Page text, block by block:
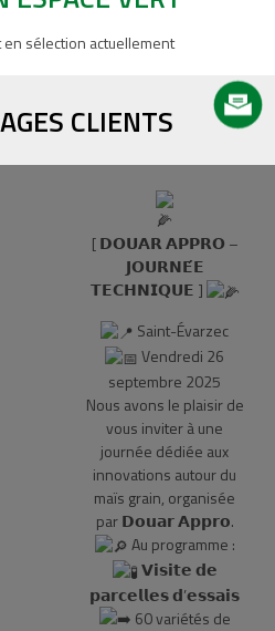
sélection actuellement
CLIENTS
[ 𝗗𝗢𝗨𝗔𝗥 𝗔𝗣𝗣𝗥𝗢 –
𝗝𝗢𝗨𝗥𝗡𝗘́𝗘
𝗧𝗘𝗖𝗛𝗡𝗜𝗤𝗨𝗘 ]
Saint-Évarzec
Vendredi 26
septembre 2025
Nous avons le plaisir de
vous inviter à une
journée dédiée aux
innovations autour du
maïs grain, organisée
par 𝗗𝗼𝘂𝗮𝗿 𝗔𝗽𝗽𝗿𝗼.
Au programme :
𝗩𝗶𝘀𝗶𝘁𝗲 𝗱𝗲
𝗽𝗮𝗿𝗰𝗲𝗹𝗹𝗲𝘀 𝗱’𝗲𝘀𝘀𝗮𝗶𝘀
60 variétés de